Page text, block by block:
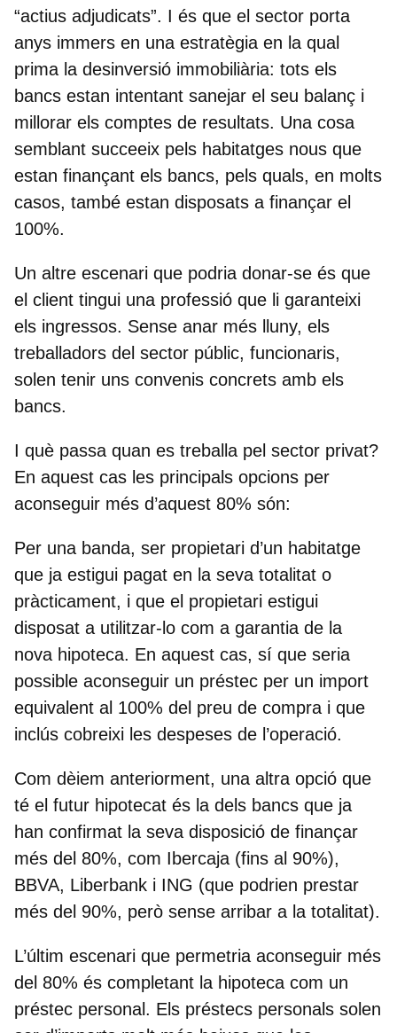
“actius adjudicats”. I és que el sector porta
anys immers en una estratègia en la qual
prima la desinversió immobiliària: tots els
bancs estan intentant sanejar el seu balanç i
millorar els comptes de resultats. Una cosa
semblant succeeix pels habitatges nous que
estan finançant els bancs, pels quals, en molts
casos, també estan disposats a finançar el
100%.
Un altre escenari que podria donar-se és que
el client tingui una professió que li garanteixi
els ingressos. Sense anar més lluny, els
treballadors del sector públic, funcionaris,
solen tenir uns convenis concrets amb els
bancs.
I què passa quan es treballa pel sector privat?
En aquest cas les principals opcions per
aconseguir més d’aquest 80% són:
Per una banda, ser propietari d’un habitatge
que ja estigui pagat en la seva totalitat o
pràcticament, i que el propietari estigui
disposat a utilitzar-lo com a garantia de la
nova hipoteca. En aquest cas, sí que seria
possible aconseguir un préstec per un import
equivalent al 100% del preu de compra i que
inclús cobreixi les despeses de l’operació.
Com dèiem anteriorment, una altra opció que
té el futur hipotecat és la dels bancs que ja
han confirmat la seva disposició de finançar
més del 80%, com Ibercaja (fins al 90%),
BBVA, Liberbank i ING (que podrien prestar
més del 90%, però sense arribar a la totalitat).
L’últim escenari que permetria aconseguir més
del 80% és completant la hipoteca com un
préstec personal. Els préstecs personals solen